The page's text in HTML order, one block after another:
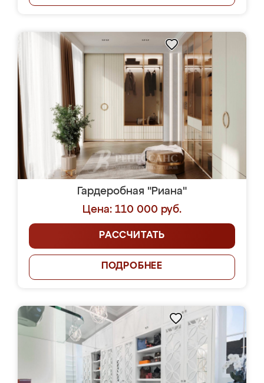
Гардеробная "Риана"
Цена: 110 000 руб.
РАССЧИТАТЬ
ПОДРОБНЕЕ